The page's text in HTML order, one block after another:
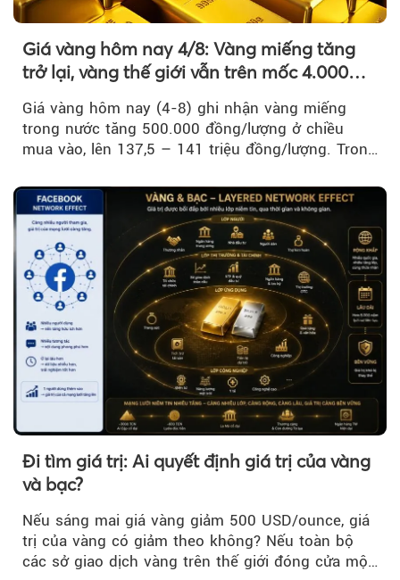
Giá vàng hôm nay 4/8: Vàng miếng tăng
trở lại, vàng thế giới vẫn trên mốc 4.000
Giá vàng hôm nay (4-8) ghi nhận vàng miếng
trong nước tăng 500.000 đồng/lượng ở chiều
mua vào, lên 137,5 – 141 triệu đồng/lượng. Trong
trì trên ngưỡng 4.000 USD/ounce.
Đi tìm giá trị: Ai quyết định giá trị của vàng
và bạc?
Nếu sáng mai giá vàng giảm 500 USD/ounce, giá
trị của vàng có giảm theo không? Nếu toàn bộ
các sở giao dịch vàng trên thế giới đóng cửa một